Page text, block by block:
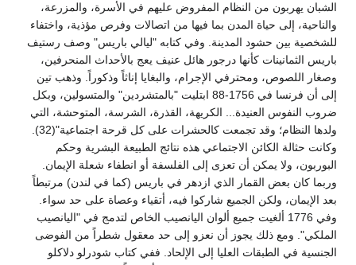
الشبان يهربون من النظام المفروض عليهم في الأسرة، والمزرعة،
والناحية، إلى حياة المدن بما فيها من اتصالات وفرص مؤذية، واختفاء
للشخصية بين حشود المدينة. وفي كتابه "ليالي باريس" وصف رستيف
باريس الثمانينات كأنها درجور هائل عنيف يعج بالأحداث المنحرفين،
وصغار اللصوص، ومحترفي الإجرام، والبغايا إناثاً وذكوراً. وذهب تين
إلى أن فرنسا في 1756-88 ابتليت "بالمتشردين" والمتسولين، وبكل
ضروب النفوس العنيدة... الكريهة، القذرة، الشرسة، المتوحشة، التي
ولدها النظام؛ وقد تجمعت كالحشرات على كل قرحة اجتماعية"(32).
وكانت حثالة الكائن الاجتماعي هذه نتائج الطبيعة البشرية وحكم
البوربون، ولا يمكن أن تعزى إلى الفلسفة أو انطفاء شعلة الإيمان.
وربما كان بعض القمار الذي ازدهر في باريس (كما في لندن) مرتبطاً
بعد الإيمان، ولكن الجميع شاركوا فيه، أتقياء وعصاة على حد سواء.
وفي 1776 ألغيت جميع ألوان اليانصيب الخاص لتدمج في "اليانصيب
الملكي". ومع ذلك يجوز أن نعزو إلى حد معقول شطراً من الفوضى
الجنسية في الطبقات العليا إلى الإلحاد. ففي كتاب شودرلو دلاكلو